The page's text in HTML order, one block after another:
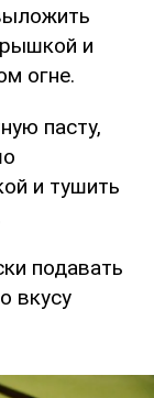
и
огне.
пасту,
и тушить
подавать
вкусу